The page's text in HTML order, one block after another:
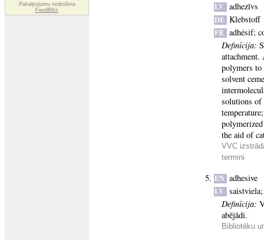
Pakalpojumu nodrošina
FeedBlitz
LV adhezīvs
DE Klebstoff
FR adhésif;
Definīcija:
attachment.
polymers to
solvent
solutions of
the aid of
VVC
termini
EN adhesive
LV saistviela
Definīcija:
abējādi.
Bibliotēku